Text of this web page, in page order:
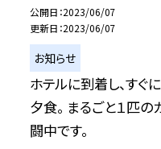
公開日 2023/06/07
更新日 2023/06/07
お知らせ
ホテルに到着し、すぐ
夕食。 まるごと１匹の
闘中です。